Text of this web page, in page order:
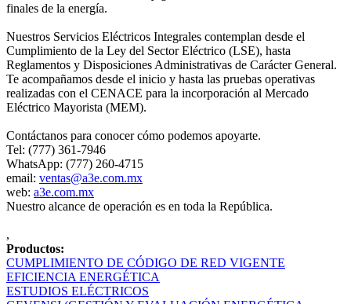
finales de la energía.
Nuestros Servicios Eléctricos Integrales contemplan desde el
Cumplimiento de la Ley del Sector Eléctrico (LSE), hasta
Reglamentos y Disposiciones Administrativas de Carácter General.
Te acompañamos desde el inicio y hasta las pruebas operativas
realizadas con el CENACE para la incorporación al Mercado
Eléctrico Mayorista (MEM).
Contáctanos para conocer cómo podemos apoyarte.
Tel: (777) 361-7946
WhatsApp: (777) 260-4715
email: ventas@a3e.com.mx
web: a3e.com.mx
Nuestro alcance de operación es en toda la República.
,
Productos:
CUMPLIMIENTO DE CÓDIGO DE RED VIGENTE
EFICIENCIA ENERGÉTICA
ESTUDIOS ELÉCTRICOS